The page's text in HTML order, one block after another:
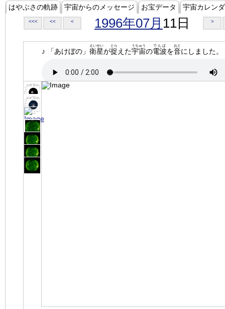
はやぶさの軌跡 宇宙からのメッセージ お宝データ 宇宙カレン
<<< << < 1996年07月 11日 >
♪ 「あけぼの」 衛星
えいせい
が捉
とら
えた宇宙
うちゅう
の電波
でんぱ
を音
おと
にしました。